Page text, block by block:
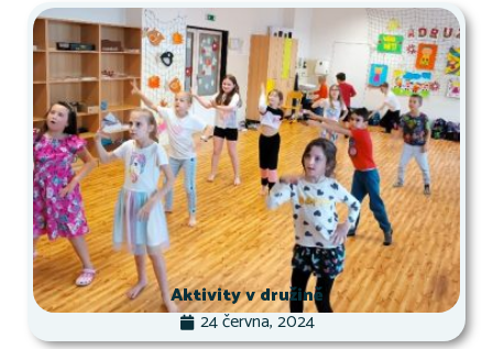
Aktivity v družině
24 června, 2024